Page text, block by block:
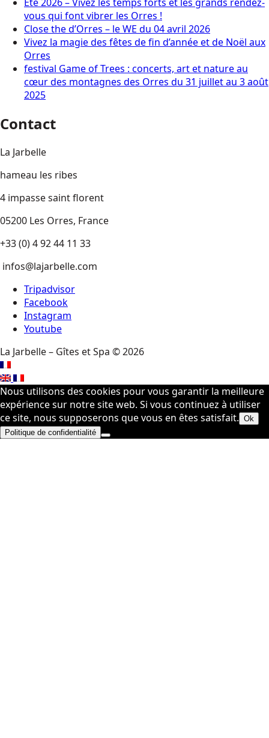
vous qui font vibrer les Orres !
Close the d’Orres – le WE du 04 avril 2026
Vivez la magie des fêtes de fin d’année et de Noël aux
Orres
festival Game of Trees : concerts, art et nature au
cœur des montagnes des Orres du 31 juillet au 3 août
2025
Contact
La Jarbelle
hameau les ribes
4 impasse saint florent
05200 Les Orres, France
+33 (0) 4 92 44 11 33
infos@lajarbelle.com
Tripadvisor
Facebook
Instagram
Youtube
La Jarbelle – Gîtes et Spa © 2026
Nous utilisons des cookies pour vous garantir la meilleure
expérience sur notre site web. Si vous continuez à utiliser
ce site, nous supposerons que vous en êtes satisfait. Ok
Politique de confidentialité